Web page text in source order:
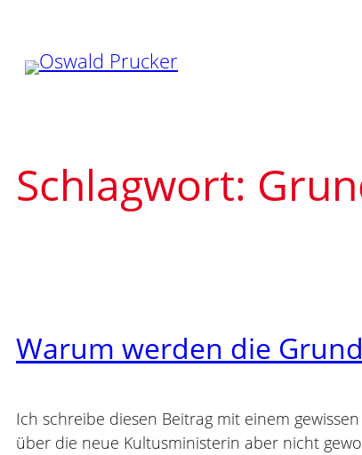
Inhalt
springen
Schlagwort:
Warum werden die
Ich schreibe diesen Beitrag mit einem
über die neue Kultusministerin aber nicht